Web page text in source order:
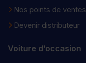
Nos points de ventes
Devenir distributeur
Voiture d’occasion